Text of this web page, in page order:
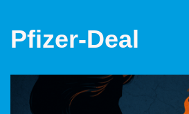
Pfizer-Deal